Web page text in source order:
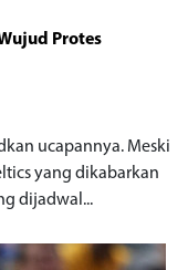
Protes
ucapannya. Meski
yang dikabarkan
dijadwal...